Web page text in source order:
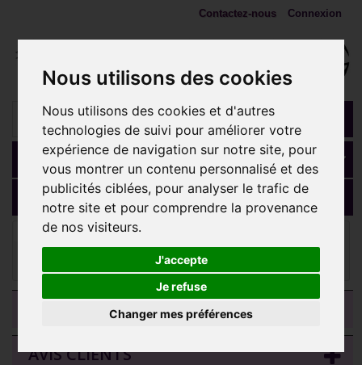
Nous utilisons des cookies
Nous utilisons des cookies et d'autres
technologies de suivi pour améliorer votre
expérience de navigation sur notre site, pour
vous montrer un contenu personnalisé et des
publicités ciblées, pour analyser le trafic de
notre site et pour comprendre la provenance
de nos visiteurs.
J'accepte
Je refuse
Changer mes préférences
Connexion
Contactez-nous
Panier (vide)
MENU
Embouts 1,2 mm (Accessoires)
brillants blancs sertis acier 316L, pour barre 1,2 mm avec pas de vis
interne 0,8 mm INSCJ 11
CATEGORIES
AVIS CLIENTS